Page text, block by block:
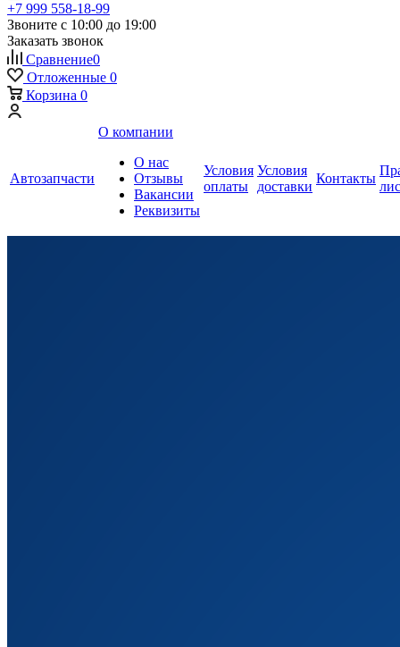
+7 999 558-18-99
Звоните с 10:00 до 19:00
Заказать звонок
Сравнение0
Отложенные 0
Корзина 0
Автозапчасти
О компании
О нас
Отзывы
Вакансии
Реквизиты
Условия
оплаты
Условия
доставки
Контакты